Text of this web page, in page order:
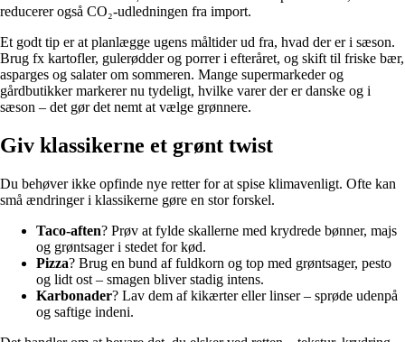
reducerer også CO₂-udledningen fra import.
Et godt tip er at planlægge ugens måltider ud fra, hvad der er i sæson.
Brug fx kartofler, gulerødder og porrer i efteråret, og skift til friske bær,
asparges og salater om sommeren. Mange supermarkeder og
gårdbutikker markerer nu tydeligt, hvilke varer der er danske og i
sæson – det gør det nemt at vælge grønnere.
Giv klassikerne et grønt twist
Du behøver ikke opfinde nye retter for at spise klimavenligt. Ofte kan
små ændringer i klassikerne gøre en stor forskel.
Taco-aften? Prøv at fylde skallerne med krydrede bønner, majs
og grøntsager i stedet for kød.
Pizza? Brug en bund af fuldkorn og top med grøntsager, pesto
og lidt ost – smagen bliver stadig intens.
Karbonader? Lav dem af kikærter eller linser – sprøde udenpå
og saftige indeni.